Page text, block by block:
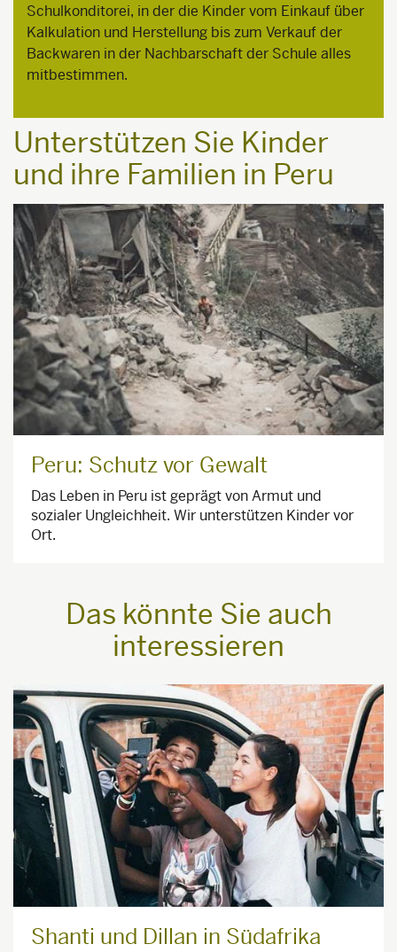
Schulkonditorei, in der die Kinder vom Einkauf über
Kalkulation und Herstellung bis zum Verkauf der
Backwaren in der Nachbarschaft der Schule alles
mitbestimmen.
Unterstützen Sie Kinder
und ihre Familien in Peru
Peru: Schutz vor Gewalt
Das Leben in Peru ist geprägt von Armut und
sozialer Ungleichheit. Wir unterstützen Kinder vor
Ort.
Das könnte Sie auch
interessieren
Shanti und Dillan in Südafrika